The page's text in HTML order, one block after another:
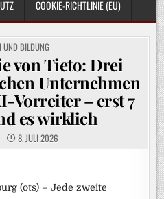
COOKIE-RICHTLINIE (EU)
UND BILDUNG
von Tieto: Drei
Unternehmen
Vorreiter – erst 7
es wirklich
8. JULI 2026
(ots) – Jede zweite